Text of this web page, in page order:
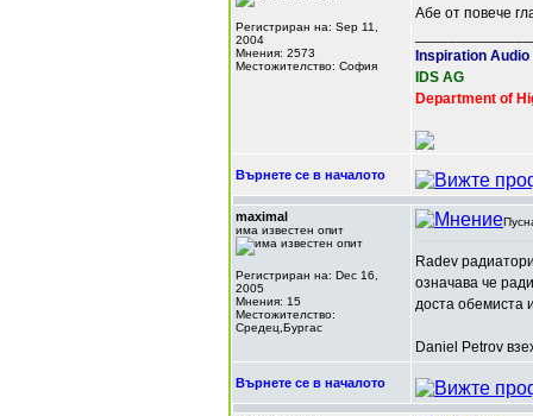
Регистриран на: Sep 11,
2004
Мнения: 2573
Местожителство: София
Абе от повече
Inspiration Audio
IDS AG
Department of
Върнете се в началото
maximal
има известен опит
Регистриран на: Dec 16,
2005
Мнения: 15
Местожителство:
Средец,Бургас
Radev
означава че
доста обемиста
Daniel Petrov
Върнете се в началото